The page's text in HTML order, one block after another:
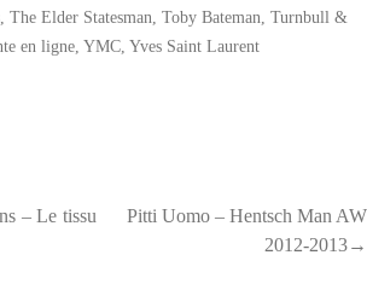
, The Elder Statesman, Toby Bateman, Turnbull &
en ligne, YMC, Yves Saint Laurent
– Le tissu
Pitti Uomo – Hentsch Man AW
2012-2013→